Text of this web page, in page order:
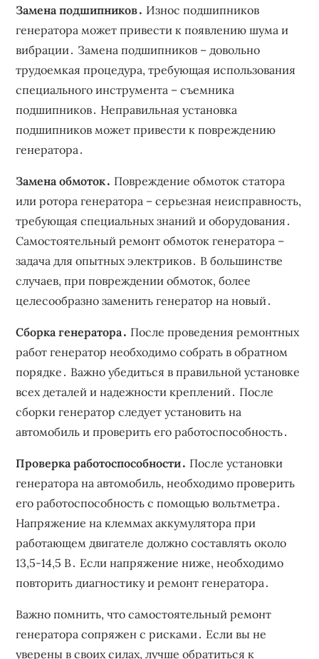
Замена подшипников․ Износ подшипников
генератора может привести к появлению шума и
вибрации․ Замена подшипников – довольно
трудоемкая процедура, требующая использования
специального инструмента – съемника
подшипников․ Неправильная установка
подшипников может привести к повреждению
генератора․
Замена обмоток․ Повреждение обмоток статора
или ротора генератора – серьезная неисправность,
требующая специальных знаний и оборудования․
Самостоятельный ремонт обмоток генератора –
задача для опытных электриков․ В большинстве
случаев, при повреждении обмоток, более
целесообразно заменить генератор на новый․
Сборка генератора․ После проведения ремонтных
работ генератор необходимо собрать в обратном
порядке․ Важно убедиться в правильной установке
всех деталей и надежности креплений․ После
сборки генератор следует установить на
автомобиль и проверить его работоспособность․
Проверка работоспособности․ После установки
генератора на автомобиль, необходимо проверить
его работоспособность с помощью вольтметра․
Напряжение на клеммах аккумулятора при
работающем двигателе должно составлять около
13,5-14,5 В․ Если напряжение ниже, необходимо
повторить диагностику и ремонт генератора․
Важно помнить, что самостоятельный ремонт
генератора сопряжен с рисками․ Если вы не
уверены в своих силах, лучше обратиться к